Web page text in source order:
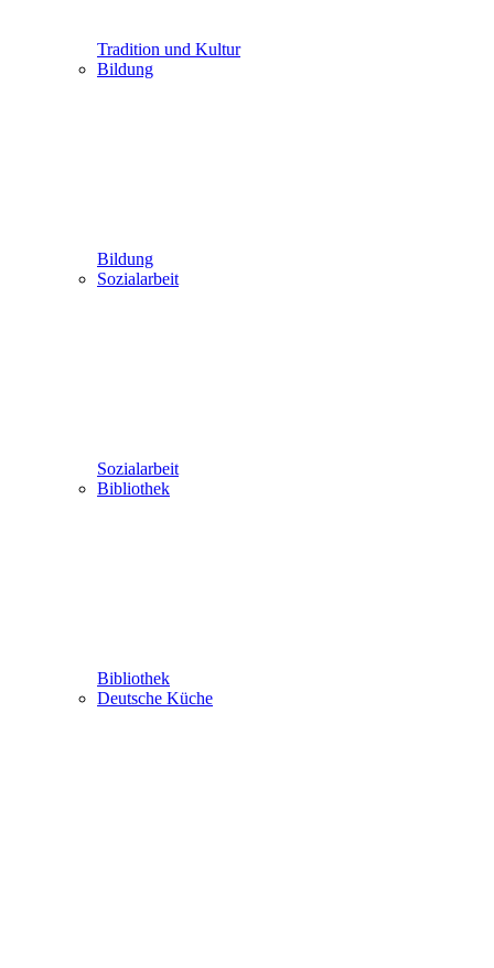
Tradition und Kultur
Bildung
Bildung
Sozialarbeit
Sozialarbeit
Bibliothek
Bibliothek
Deutsche Küche